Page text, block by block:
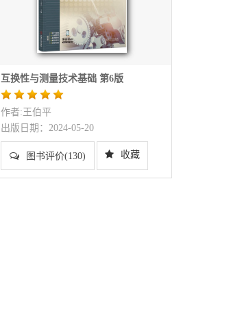
互换性与测量技术基础 第6版
作者:王伯平
出版日期：2024-05-20
图书评价(130) 收藏